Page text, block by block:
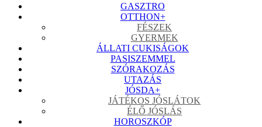
GASZTRO
OTTHON+
FÉSZEK
GYERMEK
ÁLLATI CUKISÁGOK
PASISZEMMEL
SZÓRAKOZÁS
UTAZÁS
JÓSDA+
JÁTÉKOS JÓSLÁTOK
ÉLŐ JÓSLÁS
HOROSZKÓP